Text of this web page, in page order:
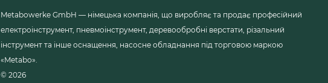
Metabowerke GmbH — німецька компанія, що виробляє та продає професійний
електроінструмент, пневмоінструмент, деревообробні верстати, різальний
інструмент та інше оснащення, насосне обладнання під торговою маркою
«Metabo».
© 2026